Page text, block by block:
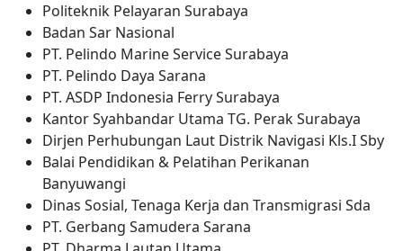
Politeknik Pelayaran Surabaya
Badan Sar Nasional
PT. Pelindo Marine Service Surabaya
PT. Pelindo Daya Sarana
PT. ASDP Indonesia Ferry Surabaya
Kantor Syahbandar Utama TG. Perak Surabaya
Dirjen Perhubungan Laut Distrik Navigasi Kls.I Sby
Balai Pendidikan & Pelatihan Perikanan
Banyuwangi
Dinas Sosial, Tenaga Kerja dan Transmigrasi Sda
PT. Gerbang Samudera Sarana